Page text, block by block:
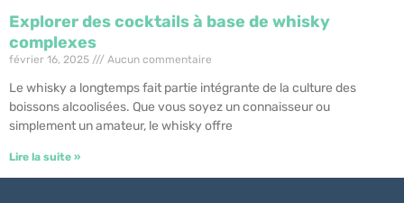
Explorer des cocktails à base de whisky
complexes
février 16, 2025 Aucun commentaire
Le whisky a longtemps fait partie intégrante de la culture des
boissons alcoolisées. Que vous soyez un connaisseur ou
simplement un amateur, le whisky offre
Lire la suite »